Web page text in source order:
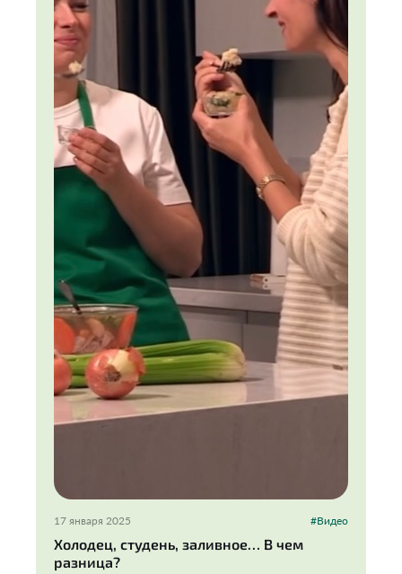
17 января 2025 #Видео
Холодец, студень, заливное… В чем
разница?